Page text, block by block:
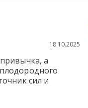
18.10.2025
а
сил и